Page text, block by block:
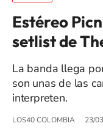
Estéreo
setlist de
La banda llega
son unas de las
interpreten.
LOS40 COLOMBIA 23/